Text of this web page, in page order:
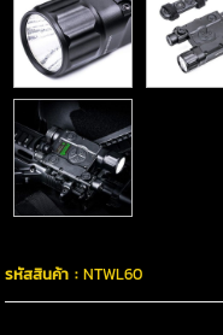
รหัสสินค้า :NTWL60